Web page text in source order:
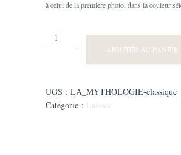
à celui de la première photo, dans la couleur
quantité
de
toile
de
AJOUTER AU PANIER
UGS : LA_MYTHOLOGIE-classique
Catégorie : Laisses